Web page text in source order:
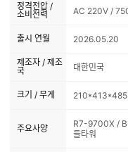
정격전압 /
소비전력
AC 220V /
출시 연월 2026.05.20
제조자 / 제조
국
대한민국
크기 / 무게 210*413*485
주요사양
R7-9700X /
들타워